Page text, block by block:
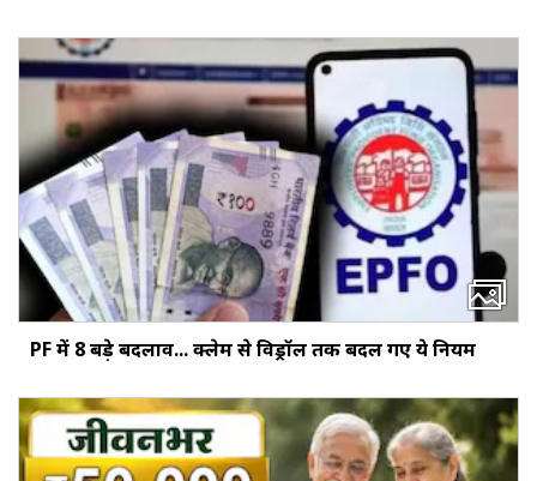
PF में 8 बड़े बदलाव... क्‍लेम से विड्रॉल तक बदल गए ये नियम